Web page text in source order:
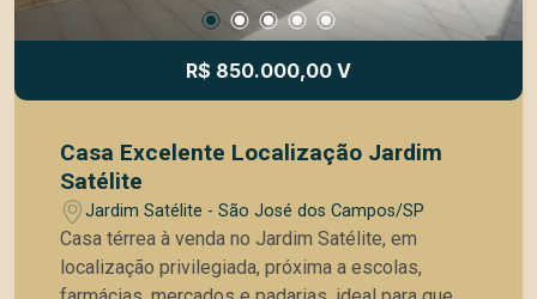
praticidade e mobilidade no dia a dia. Entre em
contato para mais informações e agende sua
R$ 850.000,00 V
Casa Excelente Localização Jardim
Satélite
Jardim Satélite - São José dos Campos/SP
Casa térrea à venda no Jardim Satélite, em
localização privilegiada, próxima a escolas,